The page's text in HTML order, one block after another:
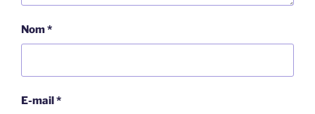
Nom*
E-mail*